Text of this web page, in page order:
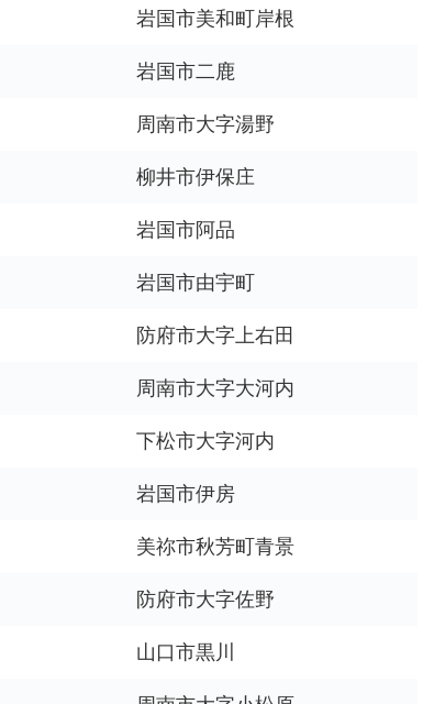
岩国市美和町岸根
岩国市二鹿
周南市大字湯野
柳井市伊保庄
岩国市阿品
岩国市由宇町
防府市大字上右田
周南市大字大河内
下松市大字河内
岩国市伊房
美祢市秋芳町青景
防府市大字佐野
山口市黒川